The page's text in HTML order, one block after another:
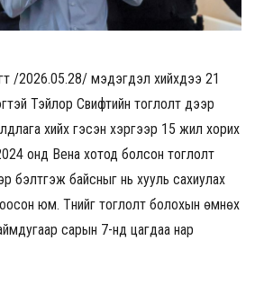
/2026.05.28/ мэдэгдэл хийхдээ 21
Тэйлор Свифтийн тоглолт дээр
хийх гэсэн хэргээр 15 жил хорих
онд Вена хотод болсон тоглолт
бэлтгэж байсныг нь хууль сахиулах
юм. Түүнийг тоглолт болохын өмнөх
сарын 7-нд цагдаа нар